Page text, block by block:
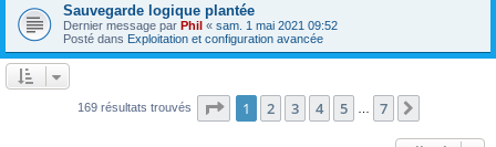
Sauvegarde logique plantée
Dernier message par Phil « sam. 1 mai 2021 09:52
Posté dans Exploitation et configuration avancée
169 résultats trouvés Page 1sur7
1 2 3 4 5 7